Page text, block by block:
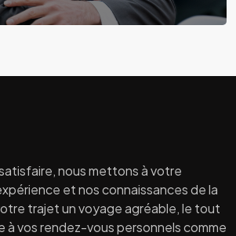
nous mettons à votre
et nos connaissances de la
trajet un voyage agréable, le tout
à vos rendez-vous personnels comme